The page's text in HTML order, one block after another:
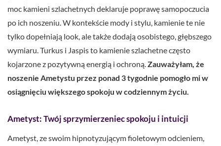
moc kamieni szlachetnych deklaruje poprawę samopoczucia
po ich noszeniu. W kontekście mody i stylu, kamienie te nie
tylko dopełniają look, ale także dodają osobistego, głębszego
wymiaru. Turkus i Jaspis to kamienie szlachetne często
kojarzone z pozytywną energią i ochroną.Zauważyłam, że
noszenie Ametystu przez ponad 3 tygodnie pomogło mi w
osiągnięciu większego spokoju w codziennym życiu.
Ametyst: Twój sprzymierzeniec spokoju i intuicji
Ametyst, ze swoim hipnotyzującym fioletowym odcieniem,